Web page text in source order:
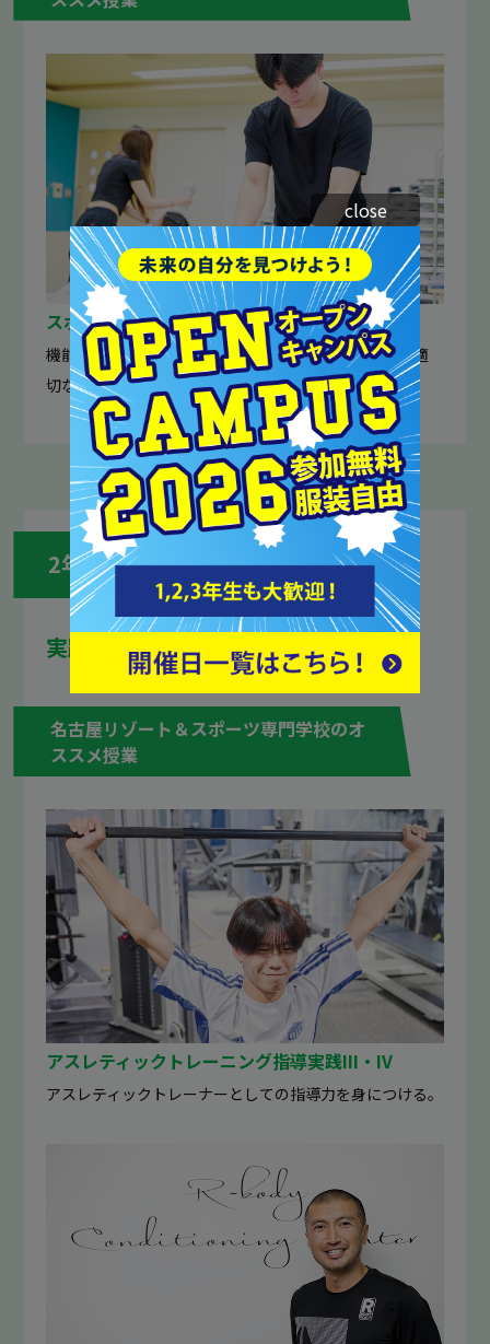
スポーツストレッチ実践
機能解剖学をもとに体のしくみを知り、個人に合った適
切なストレッチを学習。
2年次
実践的な技術を深める！
名古屋リゾート＆スポーツ専門学校のオ
ススメ授業
アスレティックトレーニング指導実践III・IV
アスレティックトレーナーとしての指導力を身につける。
close